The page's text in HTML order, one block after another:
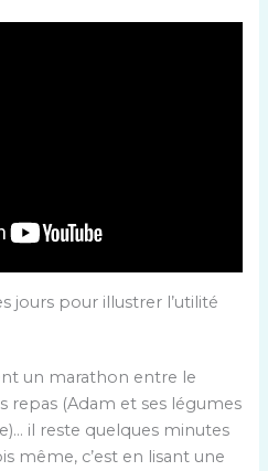
jours pour illustrer l’utilité
un marathon entre le
repas (Adam et ses légumes
il reste quelques minutes
même, c’est en lisant une